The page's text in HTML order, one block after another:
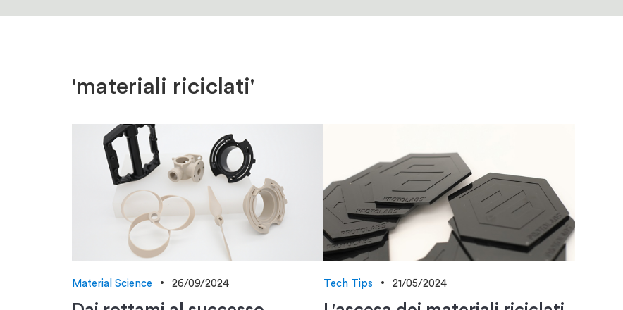
'materiali riciclati'
Material Science 26/09/2024 Tech Tips 21/05/2024